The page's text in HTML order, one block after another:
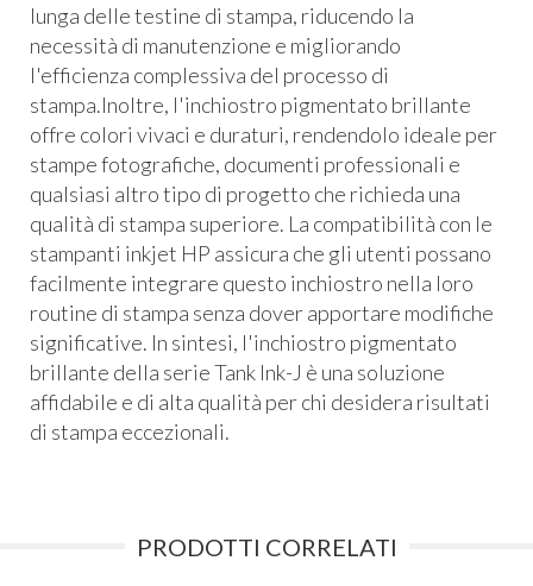
lunga delle testine di stampa, riducendo la
necessità di manutenzione e migliorando
l'efficienza complessiva del processo di
stampa.Inoltre, l'inchiostro pigmentato brillante
offre colori vivaci e duraturi, rendendolo ideale per
stampe fotografiche, documenti professionali e
qualsiasi altro tipo di progetto che richieda una
qualità di stampa superiore. La compatibilità con le
stampanti inkjet HP assicura che gli utenti possano
facilmente integrare questo inchiostro nella loro
routine di stampa senza dover apportare modifiche
significative. In sintesi, l'inchiostro pigmentato
brillante della serie Tank Ink-J è una soluzione
affidabile e di alta qualità per chi desidera risultati
di stampa eccezionali.
PRODOTTI CORRELATI